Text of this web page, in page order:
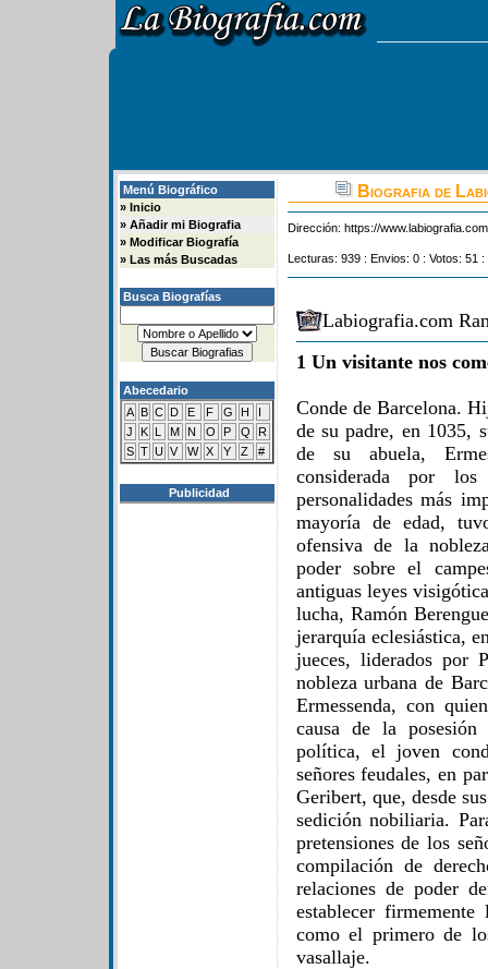
Menú Biográfico
» Inicio
» Añadir mi Biografia
» Modificar Biografía
» Las más Buscadas
Busca Biografías
Abecedario
A B C D E F G H
I
J
K L M N O P Q
R
S T U V W X Y Z #
Publicidad
Biografia de
Dirección: https://
Lecturas: 939 : Envios: 0 : Votos: 51
Labiografia.com
1 Un visitante nos
Conde de Barcelona.
de su padre, en 1035,
de su abuela,
considerada por
personalidades más
mayoría de edad,
ofensiva de la
poder sobre el
antiguas leyes
lucha, Ramón
jerarquía eclesiástica,
jueces, liderados por
nobleza urbana de
Ermessenda, con
causa de la
política, el joven
señores feudales, en
Geribert, que, desde
sedición nobiliaria.
pretensiones de los
compilación de
relaciones de poder
establecer
como el primero de
vasallaje.